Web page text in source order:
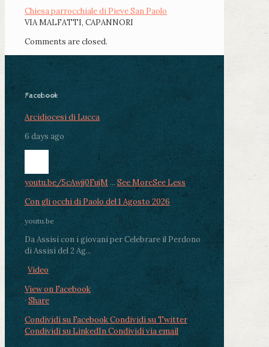
Chiesa parrocchiale di Pieve San Paolo
VIA MALFATTI, CAPANNORI
Comments are closed.
Facebook
Arcidiocesi di Lucca
6 days ago
youtu.be/5cAwjj0FujM ... See MoreSee Less
Con gli occhi di Paolo del 1 Agosto 2026
youtu.be
Da Assisi con i giovani per Celebrare il Perdono
di Assisi del 2 Ag...
Video
View on Facebook
· Share
Condividi su FacebookCondividi su Twitter
Condividi su LinkedInCondividi via email